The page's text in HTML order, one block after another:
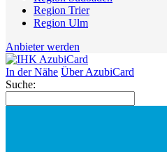
Region Trier
Region Ulm
Anbieter werden
In der Nähe Über AzubiCard
Suche: